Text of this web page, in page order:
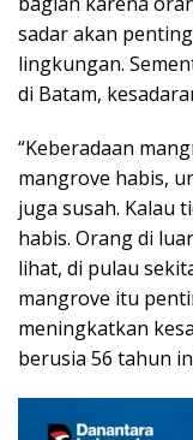
sadar akan
lingkungan.
di Batam,
“Keberadaan
mangrove habis,
juga susah. Kalau
habis. Orang di
lihat, di pulau
mangrove itu
meningkatkan
berusia 56 tahun